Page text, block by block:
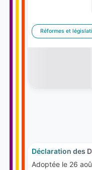
Réformes et
Déclaration des
Adoptée le 26